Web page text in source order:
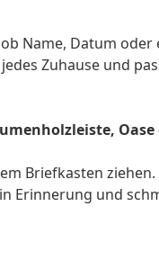
Name, Datum
Zuhause und
Briefkasten
Erinnerung und